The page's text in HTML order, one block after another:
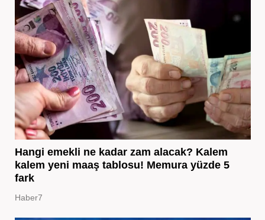
Hangi emekli ne kadar zam alacak? Kalem
kalem yeni maaş tablosu! Memura yüzde 5
fark
Haber7